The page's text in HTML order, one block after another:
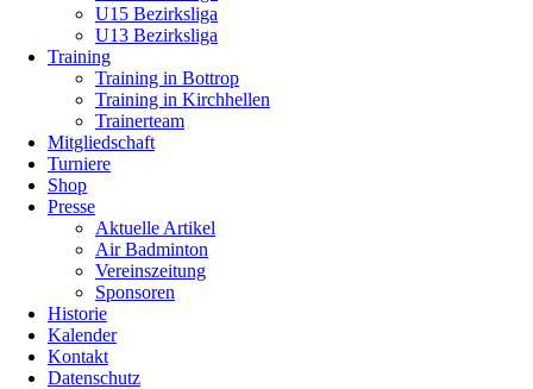
U15 Bezirksliga
U13 Bezirksliga
Training
Training in Bottrop
Training in Kirchhellen
Trainerteam
Mitgliedschaft
Turniere
Shop
Presse
Aktuelle Artikel
Air Badminton
Vereinszeitung
Sponsoren
Historie
Kalender
Kontakt
Datenschutz